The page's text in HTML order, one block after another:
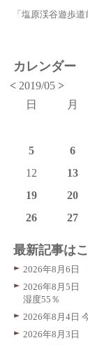
「塩原渓谷遊歩道
カレンダー
< 2019/05>
日
月
5
6
12
13
19
20
26
27
最新記事は
2026年8月6
2026年8月5
湿度55％
2026年8月4日
2026年8月3